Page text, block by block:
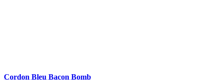
Cordon Bleu Bacon Bomb